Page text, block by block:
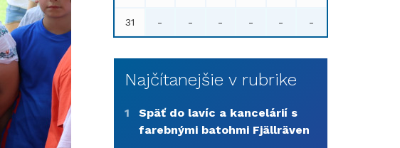
31 - - - - - -
Najčítanejšie v rubrike
1
Späť do lavíc a kancelárií s
farebnými batohmi Fjällräven